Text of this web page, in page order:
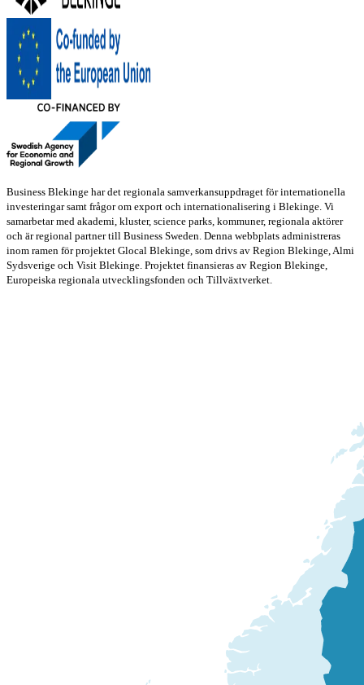
Business Blekinge har det regionala samverkansuppdraget för internationella
investeringar samt frågor om export och internationalisering i Blekinge. Vi
samarbetar med akademi, kluster, science parks, kommuner, regionala aktörer
och är regional partner till Business Sweden. Denna webbplats administreras
inom ramen för projektet Glocal Blekinge, som drivs av Region Blekinge, Almi
Sydsverige och Visit Blekinge. Projektet finansieras av Region Blekinge,
Europeiska regionala utvecklingsfonden och Tillväxtverket.